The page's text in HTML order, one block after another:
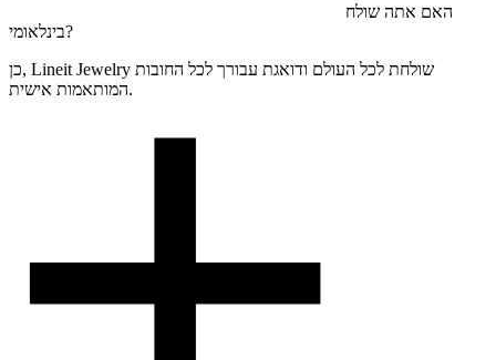
האם אתה שולח
בינלאומי?
כן, Lineit Jewelry שולחת לכל העולם ודואגת עבורך לכל החובות
המותאמות אישית.